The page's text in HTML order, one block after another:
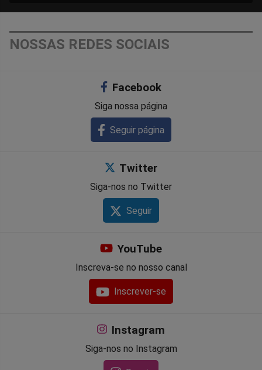
NOSSAS REDES SOCIAIS
Facebook
Siga nossa página
Seguir página
Twitter
Siga-nos no Twitter
Seguir
YouTube
Inscreva-se no nosso canal
Inscrever-se
Instagram
Siga-nos no Instagram